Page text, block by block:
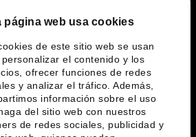
página web usa cookies
de este sitio web se usan
el contenido y los
ofrecer funciones de redes
y analizar el tráfico. Además,
información sobre el uso
del sitio web con nuestros
de redes sociales, publicidad y
Foro
idiomas